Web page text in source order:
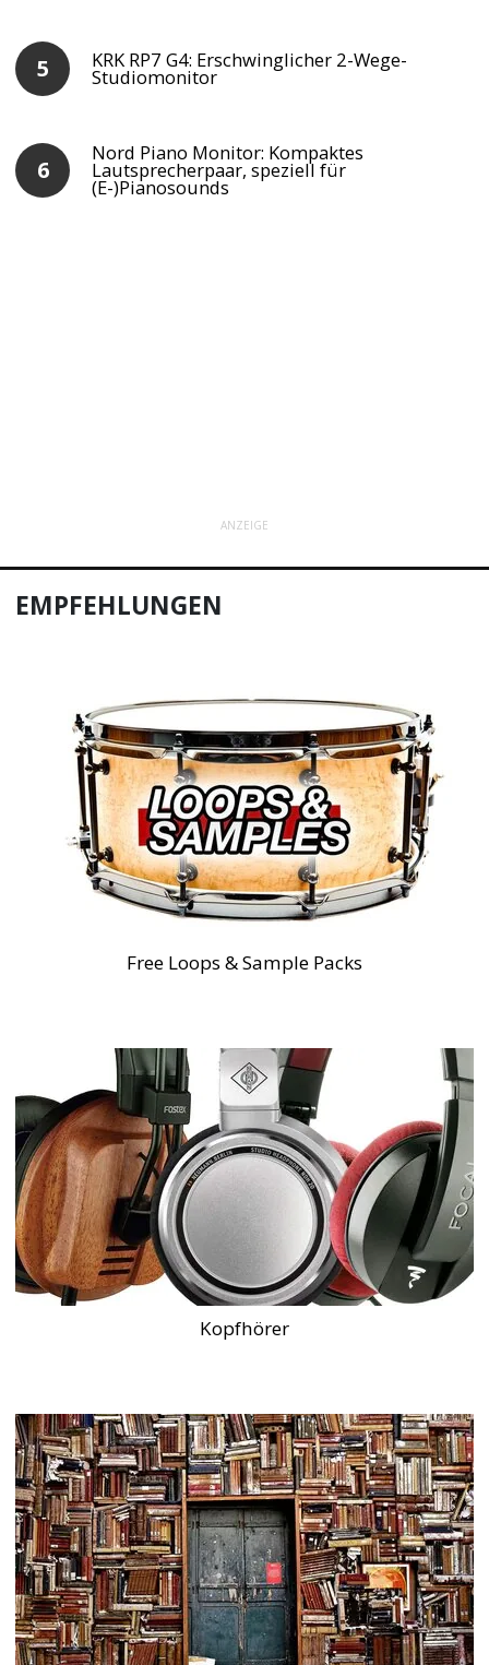
KRK RP7 G4: Erschwinglicher 2-Wege-
Studiomonitor
Nord Piano Monitor: Kompaktes
Lautsprecherpaar, speziell für
(E-)Pianosounds
ANZEIGE
EMPFEHLUNGEN
Free Loops & Sample Packs
Kopfhörer